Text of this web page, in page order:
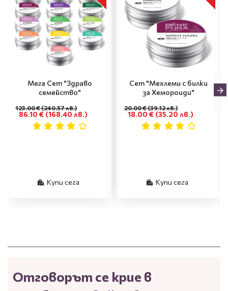
Мега Сет "Здраво
семейство"
86.10 € (168.40 лв.)
123.00 €(240.57 лв.)
Купи сега
Сет "Мехлеми с билки
за Хемороиди"
18.00 € (35.20 лв.)
20.00 €(39.12 лв.)
Купи сега
Отговорът се крие в